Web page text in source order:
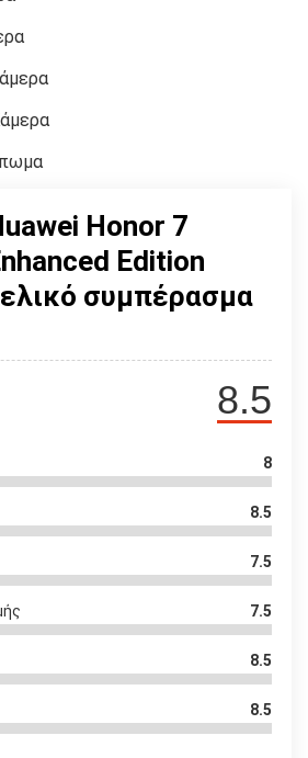
Honor 7
Edition
συμπέρασμα
8.5
8
8.5
7.5
7.5
8.5
8.5